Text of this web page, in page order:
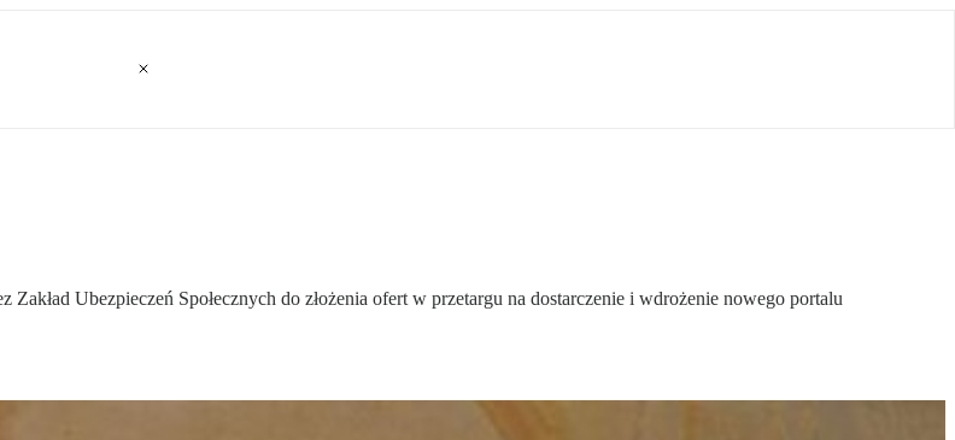
Ubezpieczeń Społecznych do złożenia ofert w przetargu na dostarczenie i wdrożenie nowego portalu